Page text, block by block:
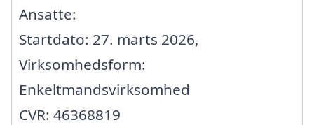
Ansatte:
Startdato: 27. marts 2026,
Virksomhedsform:
Enkeltmandsvirksomhed
CVR: 46368819